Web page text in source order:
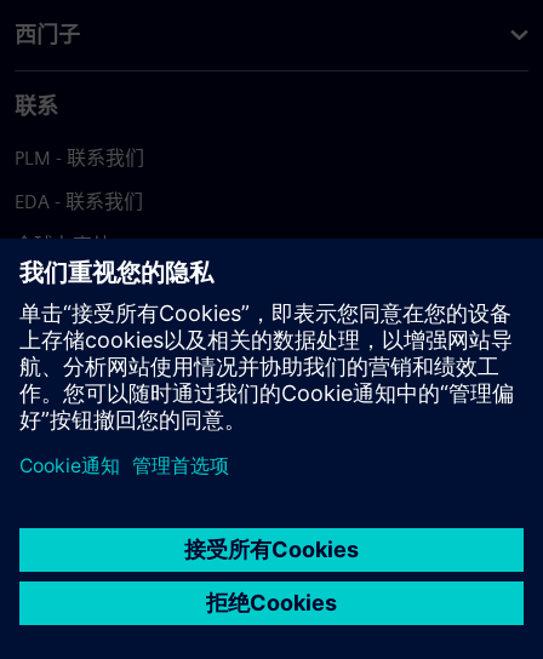
西门子
联系
PLM - 联系我们
EDA - 联系我们
全球办事处
支持中心
提供反馈
报告盗版行为
© Siemens2026